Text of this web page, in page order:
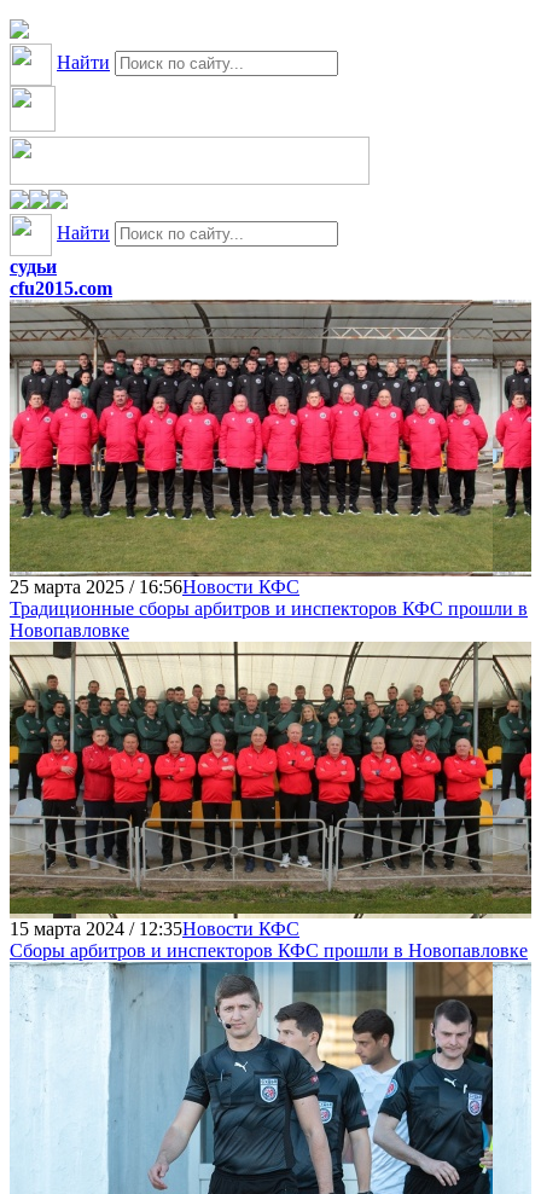
Найти
Найти
судьи
cfu2015.com
25 марта 2025 / 16:56Новости КФС
Традиционные сборы арбитров и инспекторов КФС прошли в
Новопавловке
15 марта 2024 / 12:35Новости КФС
Сборы арбитров и инспекторов КФС прошли в Новопавловке